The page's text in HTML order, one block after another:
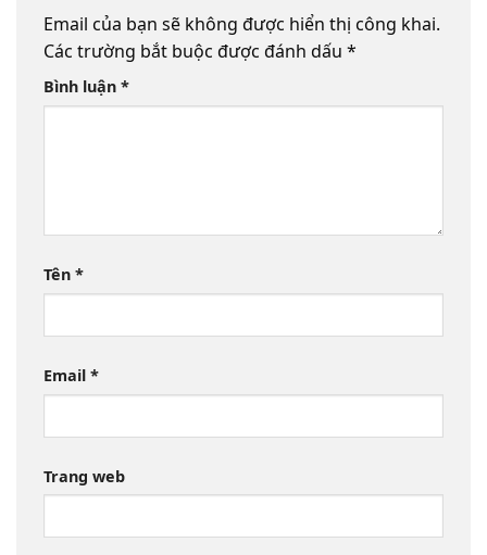
Email của bạn sẽ không được hiển thị công khai.
Các trường bắt buộc được đánh dấu *
Bình luận *
Tên *
Email *
Trang web